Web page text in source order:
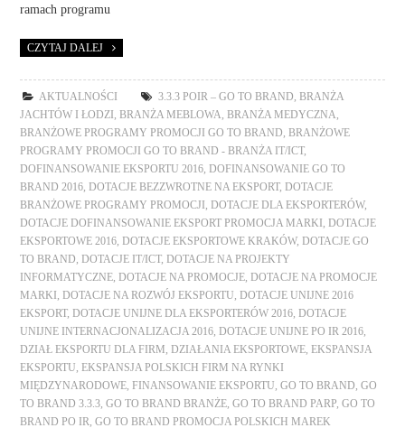
ramach programu
CZYTAJ DALEJ
AKTUALNOŚCI 3.3.3 POIR – GO TO BRAND ,BRANŻA
JACHTÓW I ŁODZI
,BRANŻA MEBLOWA ,BRANŻA MEDYCZNA
BRANŻOWE PROGRAMY PROMOCJI GO TO BRAND ,BRANŻOWE
PROGRAMY PROMOCJI GO TO BRAND - BRANŻA IT/ICT,
DOFINANSOWANIE EKSPORTU 2016 ,DOFINANSOWANIE GO TO
BRAND 2016 ,DOTACJE BEZZWROTNE NA EKSPORT,DOTACJE
BRANŻOWE PROGRAMY PROMOCJI
,DOTACJE DLA EKSPORTERÓW,
DOTACJE DOFINANSOWANIE EKSPORT PROMOCJA MARKI
,DOTACJE
EKSPORTOWE 2016 ,DOTACJE EKSPORTOWE KRAKÓW,DOTACJE GO
TO BRAND ,DOTACJE IT/ICT,DOTACJE NA PROJEKTY
INFORMATYCZNE ,DOTACJE NA PROMOCJE ,DOTACJE NA PROMOCJE
MARKI
,DOTACJE NA ROZWÓJ EKSPORTU ,DOTACJE UNIJNE 2016
EKSPORT,DOTACJE UNIJNE DLA EKSPORTERÓW 2016 ,DOTACJE
UNIJNE INTERNACJONALIZACJA 2016 ,DOTACJE UNIJNE PO IR 2016
DZIAŁ EKSPORTU DLA FIRM ,DZIAŁANIA EKSPORTOWE ,EKSPANSJA
EKSPORTU ,EKSPANSJA POLSKICH FIRM NA RYNKI
MIĘDZYNARODOWE ,FINANSOWANIE EKSPORTU ,GO TO BRAND ,GO
TO BRAND 3.3.3 ,GO TO BRAND BRANŻE ,GO TO BRAND PARP ,GO TO
BRAND PO IR ,GO TO BRAND PROMOCJA POLSKICH MAREK